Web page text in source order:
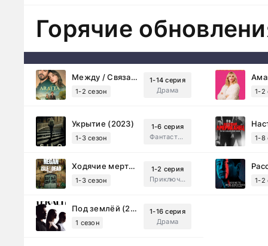
Горячие
Между / Связанные судьбой (2025)
1-2 сезон
1-14 серия
Драма
1-2
Укрытие (2023)
1-3 сезон
1-6 серия
Фантастика, Триллер, Драма
1-8
Ходячие мертвецы: Мертвый город (2023)
1-3 сезон
1-2 серия
Приключения, Ужасы, Триллер
1-2
Под землёй (2026)
1 сезон
1-16 серия
Драма